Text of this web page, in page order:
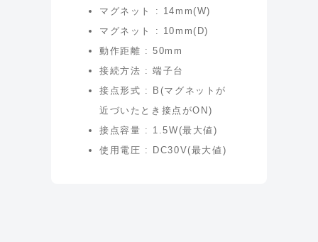
マグネット : 14mm(W)
マグネット : 10mm(D)
動作距離 : 50mm
接続方法 : 端子台
接点形式 : B(マグネットが
近づいたとき接点がON)
接点容量 : 1.5W(最大値)
使用電圧 : DC30V(最大値)